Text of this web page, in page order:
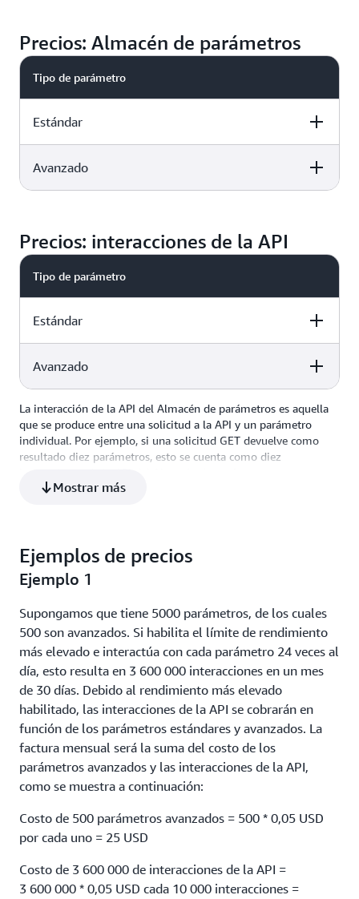
Precios: Almacén de parámetros
Tipo de parámetro
Estándar
Precios
Avanzado
0,05 USD por parámetro avanzado al mes (en el caso de
aquellos parámetros almacenados durante menos de un
mes, se prorratea por hora)
Precios: interacciones de la API
Tipo de parámetro
Estándar
Precios: rendimiento
Sin cargo adicional
0,05 USD por cada 10 000
interacciones de la API de
Parameter Store
Avanzado
Precios: rendimiento
estándar
Precios: rendimiento más
elevado
10 000 interacciones de
La interacción de la API del Almacén de parámetros es aquella
que se produce entre una solicitud a la API y un parámetro
individual. Por ejemplo, si una solicitud GET devuelve como
resultado diez parámetros, esto se cuenta como diez
Mostrar más
Ejemplos de precios
Ejemplo 1
Supongamos que tiene 5000 parámetros, de los cuales
500 son avanzados. Si habilita el límite de rendimiento
más elevado e interactúa con cada parámetro 24 veces al
día, esto resulta en 3 600 000 interacciones en un mes
de 30 días. Debido al rendimiento más elevado
habilitado, las interacciones de la API se cobrarán en
función de los parámetros estándares y avanzados. La
factura mensual será la suma del costo de los
parámetros avanzados y las interacciones de la API,
como se muestra a continuación:
Costo de 500 parámetros avanzados = 500 * 0,05 USD
por cada uno = 25 USD
Costo de 3 600 000 de interacciones de la API =
3 600 000 * 0,05 USD cada 10 000 interacciones =